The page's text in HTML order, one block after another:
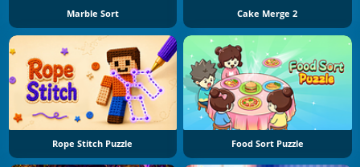
Marble Sort Cake Merge 2
Rope Stitch Puzzle Food Sort Puzzle